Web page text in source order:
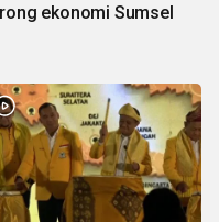
ekonomi Sumsel